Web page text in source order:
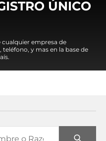
ÚNICO
cualquier empresa de
y mas en la base de